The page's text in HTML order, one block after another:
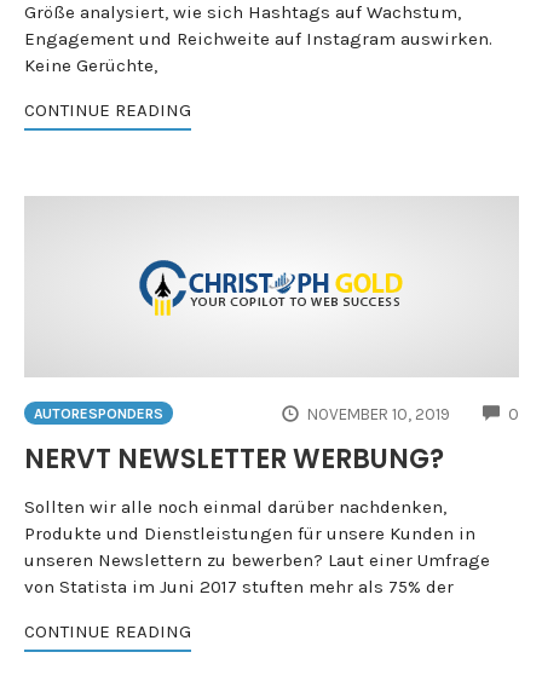
Größe analysiert, wie sich Hashtags auf Wachstum,
Engagement und Reichweite auf Instagram auswirken.
Keine Gerüchte,
CONTINUE READING
AUTORESPONDERS NOVEMBER 10, 2019 0
NERVT NEWSLETTER WERBUNG?
Sollten wir alle noch einmal darüber nachdenken,
Produkte und Dienstleistungen für unsere Kunden in
unseren Newslettern zu bewerben? Laut einer Umfrage
von Statista im Juni 2017 stuften mehr als 75% der
CONTINUE READING